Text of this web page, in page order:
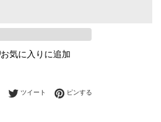
お気に入りに追加
Facebookでシェアする
ツイート Twitterに投稿する
ピンする